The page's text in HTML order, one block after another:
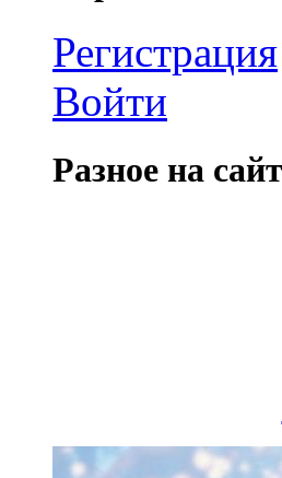
Регистрация
Войти
Разное на